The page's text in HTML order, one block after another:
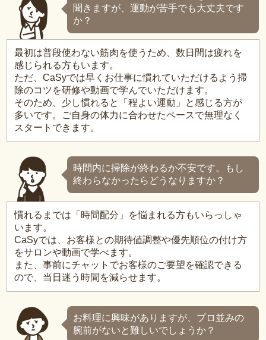
聞きますが、運動が苦手でも大丈夫です
か？
最初は普段使わない筋肉を使うため、数日間は疲れを
感じられる方もいます。
ただ、CaSyでは早くお仕事に慣れていただけるよう掃
除のコツを研修や動画で学んでいただけます。
そのため、少し慣れると「程よい運動」と感じる方が
多いです。ご自身の体力に合わせたペースで無理なく
スタートできます。
時間内に掃除が終わるか不安です。もし
終わらなかったらどうなりますか？
慣れるまでは「時間配分」を悩まれる方もいらっしゃ
います。
CaSyでは、お客様との期待値調整や優先順位の付け方
をサロンや動画で学べます。
また、事前にチャットでお客様のご要望を確認できる
ので、当日迷う時間を減らせます。
お料理に興味がありますが、プロ並みの
腕前がないと難しいでしょうか？